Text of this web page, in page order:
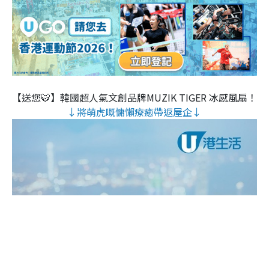
【送您🐯】韓國超人氣文創品牌MUZIK TIGER 冰感風扇！
↓將萌虎嘅慵懶療癒帶返屋企↓